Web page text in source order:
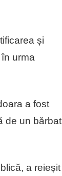
și
urma
a fost
de un bărbat
a reieșit